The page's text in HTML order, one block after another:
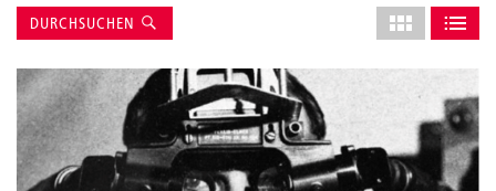
Suche
DURCHSUCHEN
Layout
des
anpassen
ALS GRIDALS